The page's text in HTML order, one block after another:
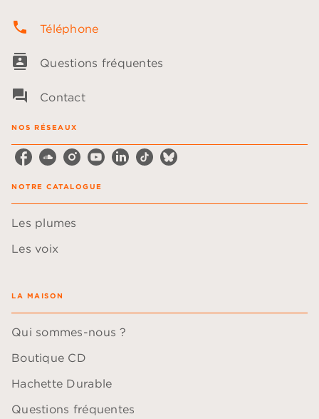
phone Téléphone
contacts Questions fréquentes
question_answer Contact
NOS RÉSEAUX
NOTRE CATALOGUE
Les plumes
Les voix
LA MAISON
Qui sommes-nous ?
Boutique CD
Hachette Durable
Questions fréquentes